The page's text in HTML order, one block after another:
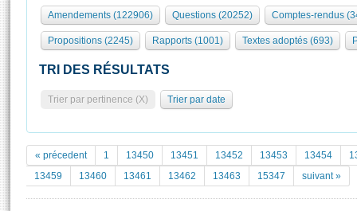
577 députés
Groupes politiques
Commissions et autres organes
Europe et International
Pétitions
Documents parlementaires
Projets de loi
Organisation de l'Assemblée
Présidence Conférence des Présidents Bureau Collège des
Statistiques et chiffres clés
Documents de référence
( Constitution | Règlement de l'Assemblée ... )
Visite virtuelle du palais Bourbon
Assister à une séance
La Bibliothèque
Les archives
Amendements (122906) Questions (20252) Comptes-rendus
Propositions (2245) Rapports (1001) Textes adoptés (693)
TRI DES RÉSULTATS
Trier par pertinence (X) Trier par date
« précedent 1 13450 13451 13452 13453 13454
13459
13460 13461 13462 13463 15347 suivant »